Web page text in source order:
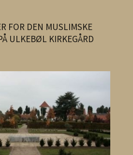
FOR DEN MUSLIMSKE
ULKEBØL KIRKEGÅRD